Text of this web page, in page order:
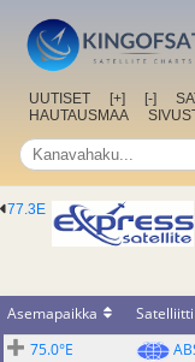
UUTISET [+] [-]
HAUTAUSMAA
77.3E
Asemapaikka Satelliitti
75.0°E